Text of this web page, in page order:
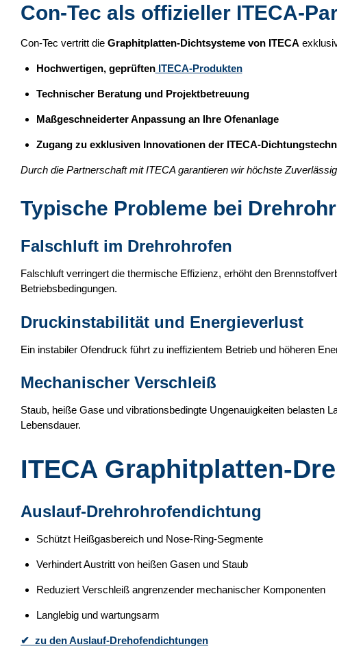
Con-Tec als offizieller ITECA-
Con-Tec vertritt die Graphitplatten-Dichtsysteme von ITECA
Hochwertigen, geprüftenITECA-Produkten
Technischer Beratung und Projektbetreuung
Maßgeschneiderter Anpassung an Ihre Ofenanlage
Zugang zu exklusiven Innovationen der ITECA-
Durch die Partnerschaft mit ITECA garantieren wir höchste
Typische Probleme bei
Falschluft im Drehrohrofen
Falschluft verringert die thermische Effizienz, erhöht den
Betriebsbedingungen.
Druckinstabilität und Energieverlust
Ein instabiler Ofendruck führt zu ineffizientem Betrieb und höheren
Mechanischer Verschleiß
Staub, heiße Gase und vibrationsbedingte Ungenauigkeiten belasten
Lebensdauer.
ITECA Graphitplatten-
Auslauf-Drehrohrofendichtung
Schützt Heißgasbereich und Nose-Ring-Segmente
Verhindert Austritt von heißen Gasen und Staub
Reduziert Verschleiß angrenzender mechanischer Komponenten
Langlebig und wartungsarm
✔ zu den Auslauf-Drehofendichtungen